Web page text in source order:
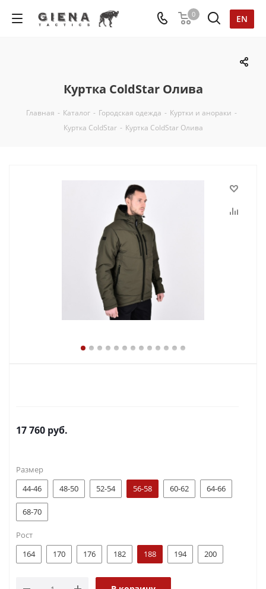
EN
0
Куртка ColdStar Олива
Главная - Каталог - Городская одежда - Куртки и анораки -
Куртка ColdStar - Куртка ColdStar Олива
17 760 руб.
Размер
44-46
48-50 52-54 56-58 60-62 64-66
68-70
Рост
164
170 176 182 188 194 200